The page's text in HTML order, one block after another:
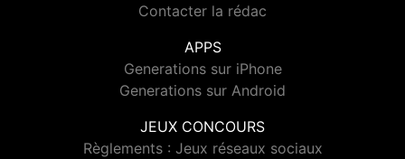
Contacter la rédac
APPS
Generations sur iPhone
Generations sur Android
JEUX CONCOURS
Règlements : Jeux réseaux sociaux